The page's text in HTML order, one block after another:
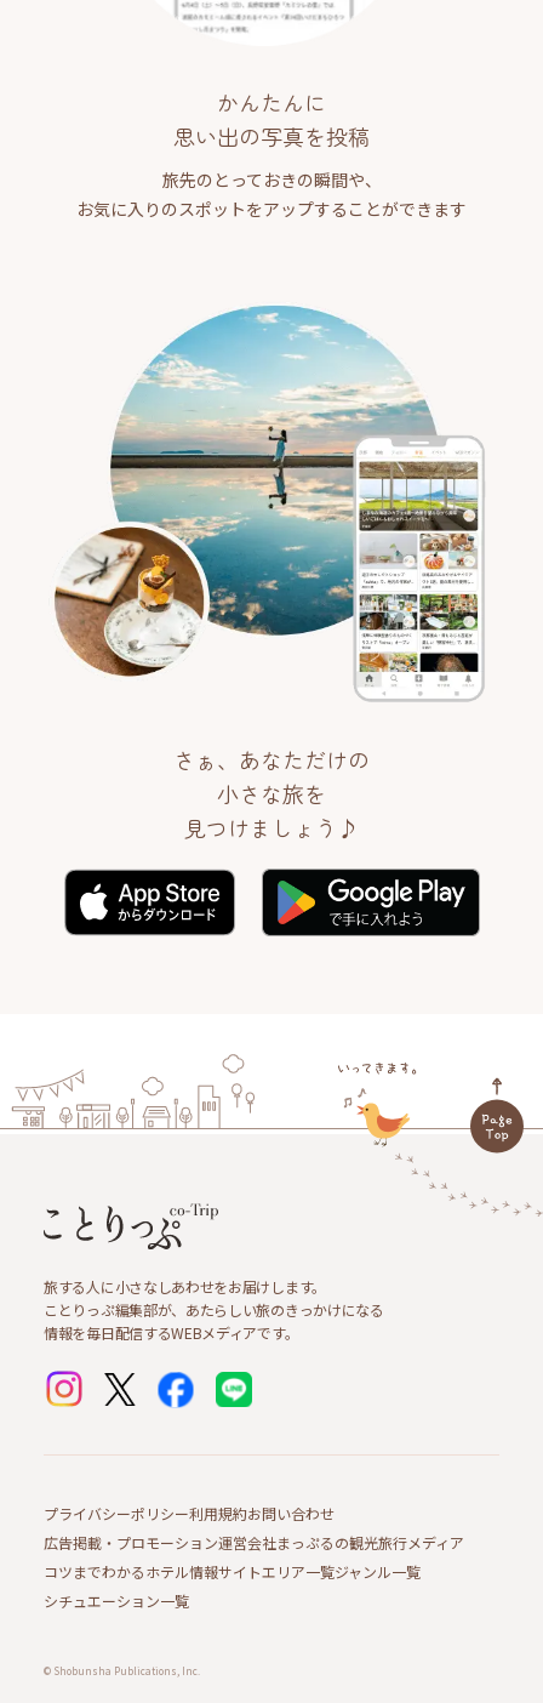
かんたんに
思い出の写真を投稿
旅先のとっておきの瞬間や、
お気に入りのスポットをアップすることができます
さぁ、あなただけの
小さな旅を
見つけましょう♪
旅する人に小さなしあわせをお届けします。
ことりっぷ編集部が、あたらしい旅のきっかけになる
情報を毎日配信するWEBメディアです。
プライバシーポリシー利用規約お問い合わせ
広告掲載・プロモーション運営会社まっぷるの観光旅行メディア
コツまでわかるホテル情報サイトエリア一覧ジャンル一覧
シチュエーション一覧
© Shobunsha Publications, Inc.